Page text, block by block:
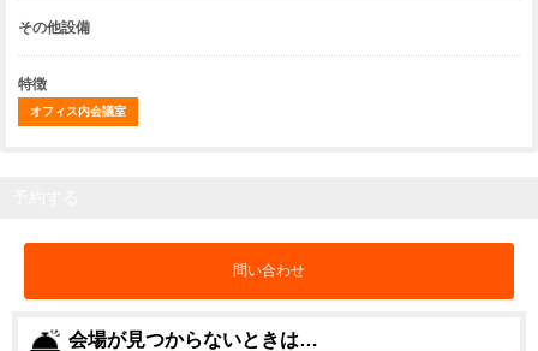
その他設備
特徴
オフィス内会議室
問い合わせ
会場が見つからないときは…